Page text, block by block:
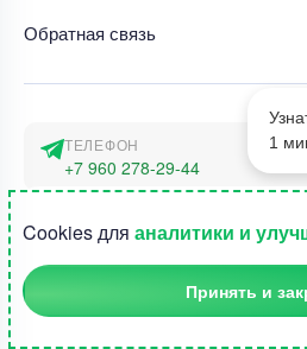
1
Обратная связь
ТЕЛЕФОН
+7 960 278-29-44
г. Москва, наб. Тараса
©2015-2026, Студландия -
Cookies для аналитики и
Принять и